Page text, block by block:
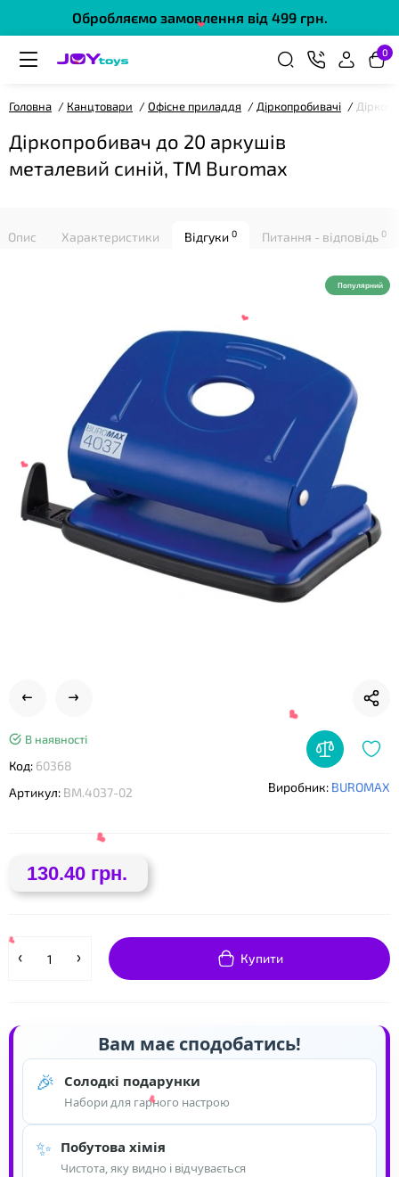
Обробляємо замовлення від 499 грн.
0
Головна Канцтовари Офісне приладдя Діркопробивачі
Діркопробивач до 20 аркушів
металевий синій, ТМ Buromax
Опис Характеристики Відгуки 0 Питання - відповідь 0
Популярний
В наявності
Код: 60368
Артикул: BM.4037-02 Виробник: BUROMAX
130.40 грн.
Купити
Вам має сподобатись!
🎉 Солодкі подарунки
Набори для гарного настрою
✨ Побутова хімія
Чистота, яку видно і відчувається
❤
❤